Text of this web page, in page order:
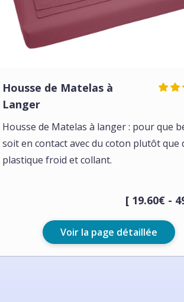
Housse de Matelas à
Langer
Housse de Matelas à langer : pour que
soit en contact avec du coton plutôt que
plastique froid et collant.
[ 19.60€ -
Voir la page détaillée